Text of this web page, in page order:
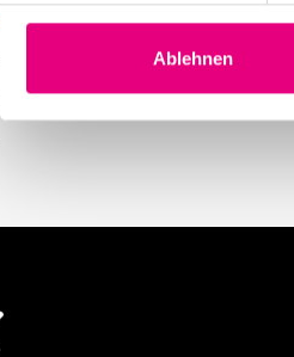
Ablehnen
receive exclusive information about